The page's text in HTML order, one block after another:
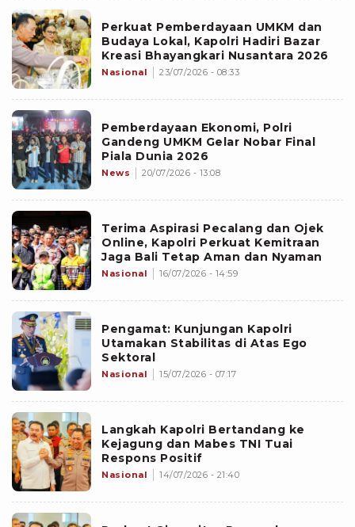
Perkuat Pemberdayaan UMKM dan
Budaya Lokal, Kapolri Hadiri Bazar
Kreasi Bhayangkari Nusantara 2026
Nasional 23/07/2026 - 08:33
Pemberdayaan Ekonomi, Polri
Gandeng UMKM Gelar Nobar Final
Piala Dunia 2026
News 20/07/2026 - 13:08
Terima Aspirasi Pecalang dan Ojek
Online, Kapolri Perkuat Kemitraan
Jaga Bali Tetap Aman dan Nyaman
Nasional 16/07/2026 - 14:59
Pengamat: Kunjungan Kapolri
Utamakan Stabilitas di Atas Ego
Sektoral
Nasional 15/07/2026 - 07:17
Langkah Kapolri Bertandang ke
Kejagung dan Mabes TNI Tuai
Respons Positif
Nasional 14/07/2026 - 21:40